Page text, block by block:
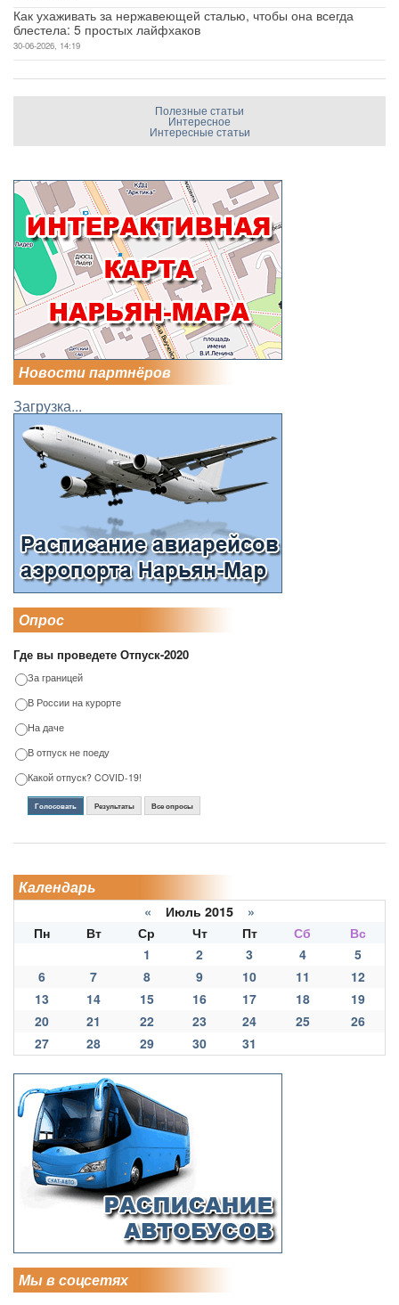
Как ухаживать за нержавеющей сталью, чтобы она всегда
блестела: 5 простых лайфхаков
30-06-2026, 14:19
Полезные статьи
Интересное
Интересные статьи
Новости партнёров
Загрузка...
Опрос
Где вы проведете Отпуск-2020
За границей
В России на курорте
На даче
В отпуск не поеду
Какой отпуск? COVID-19!
Голосовать Результаты Все опросы
Календарь
« Июль 2015 »
Пн
Вт Ср Чт Пт Сб
Вс
1
2 3 4
5
6
7 8 9 10 11
12
13
14 15 16 17 18
19
20
21 22 23 24 25
26
27
28 29 30 31
Мы в соцсетях